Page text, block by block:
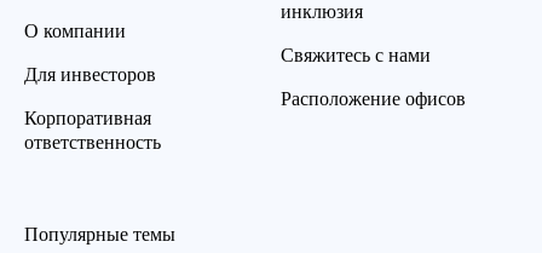
О компании
Для инвесторов
Корпоративная
ответственность
инклюзия
Свяжитесь с нами
Расположение офисов
Популярные темы